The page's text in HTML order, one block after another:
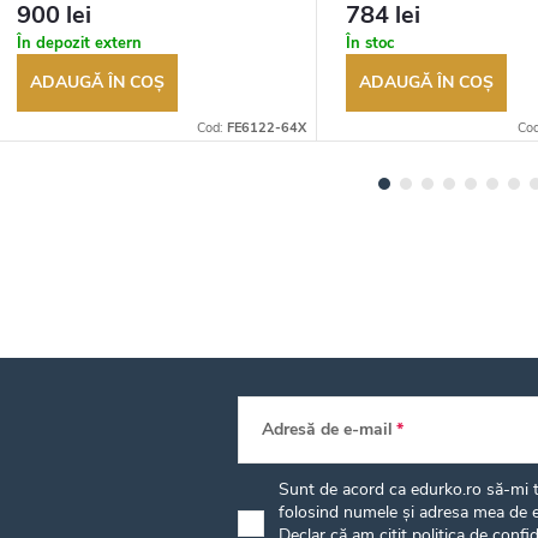
bunurilor. Vânzător autorizat
900 lei
În depozit extern
ADAUGĂ ÎN COŞ
Cod: FE6122-64X
bunurilor. Vânzător autorizat
784 lei
În stoc
ADAUGĂ ÎN COŞ
Adresă de e-mail
Sunt de acord ca edurko.ro să-
folosind numele și adresa mea